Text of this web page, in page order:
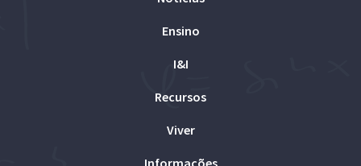
Ensino
I&I
Recursos
Viver
Informações